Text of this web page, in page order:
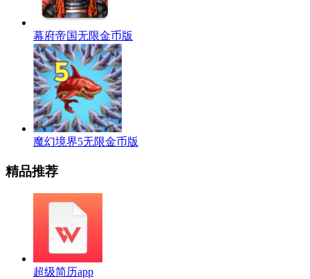
幕府帝国无限金币版
魔幻境界5无限金币版
精品推荐
超级简历app